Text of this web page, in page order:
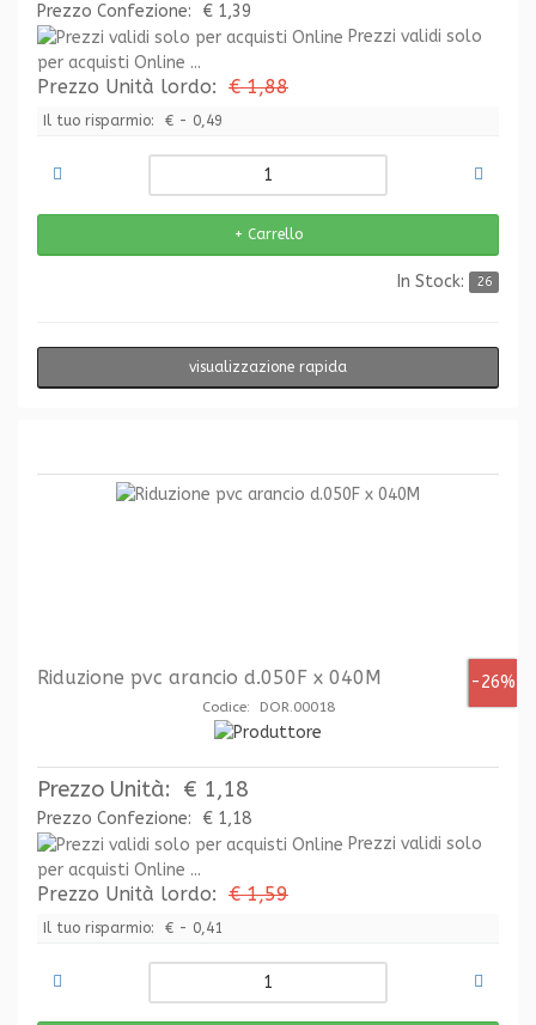
Prezzo Confezione:
€ 1,39
Prezzi validi solo
per acquisti Online ...
Prezzo Unità lordo: € 1,88
Il tuo risparmio: € - 0,49
In Stock: 26
visualizzazione rapida
-26%
Riduzione pvc arancio d.050F x 040M
Codice: DOR.00018
Prezzo Unità: € 1,18
Prezzo Confezione:
€ 1,18
Prezzi validi solo
per acquisti Online ...
Prezzo Unità lordo: € 1,59
Il tuo risparmio: € - 0,41